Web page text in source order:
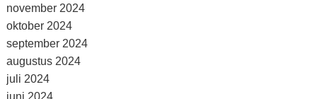
november 2024
oktober 2024
september 2024
augustus 2024
juli 2024